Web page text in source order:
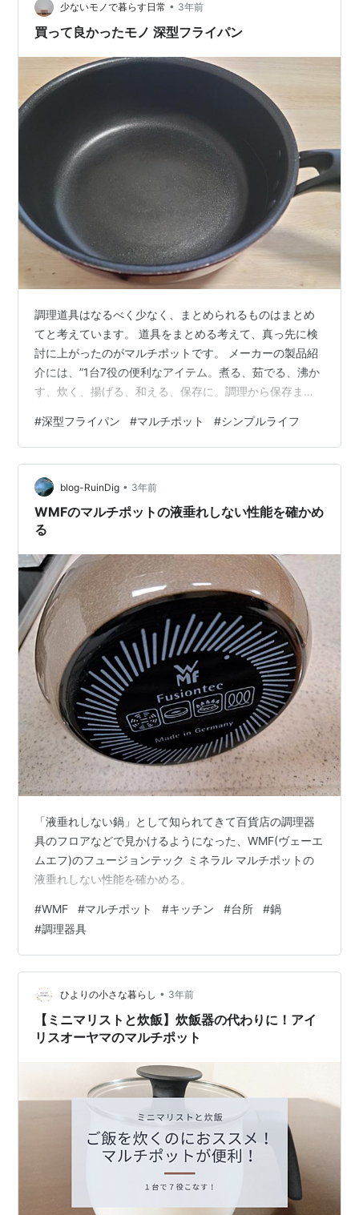
水鍋 20cm …
少ないモノで暮らす日常 • 3年前
買って良かったモノ 深型フライパン
調理道具はなるべく少なく、まとめられるものはまとめ
てと考えています。 道具をまとめる考えて、真っ先に検
討に上がったのがマルチポットです。 メーカーの製品紹
介には、”1台7役の便利なアイテム。煮る、茹でる、沸か
す、炊く、揚げる、和える、保存に。調理から保存まで
使えるのですが、いまいち私には調理するにはポットの
間口が狭く、使っているIHコンロでは、揚げると炊くが
なぜかうまくいかなくて、結局お湯を沸かすぐらいでし
か、使わなくなりました。 代わりに購入したのが、深型
フライパンです。 www.thermos.jp マルチポットの揚げ
る以外はこれで代用…
#深型フライパン #マルチポット #シンプルライフ
blog-RuinDig • 3年前
WMFのマルチポットの液垂れしない性能を確かめ
る
「液垂れしない鍋」として知られてきて百貨店の調理器
具のフロアなどで見かけるようになった、WMF(ヴェーエ
ムエフ)のフュージョンテック ミネラル マルチポットの
液垂れしない性能を確かめる。
#WMF #マルチポット #キッチン #台所 #鍋
#調理器具
ひよりの小さな暮らし • 3年前
【ミニマリストと炊飯】炊飯器の代わりに！アイ
リスオーヤマのマルチポット